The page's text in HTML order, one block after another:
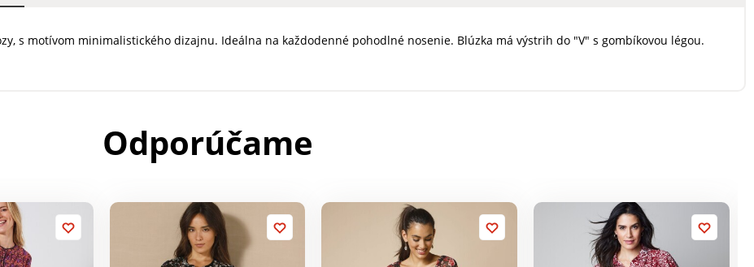
s motívom minimalistického dizajnu. Ideálna na každodenné pohodlné nosenie. Blúzka má výstrih do "V" s gombíkovou légou.
Odporúčame